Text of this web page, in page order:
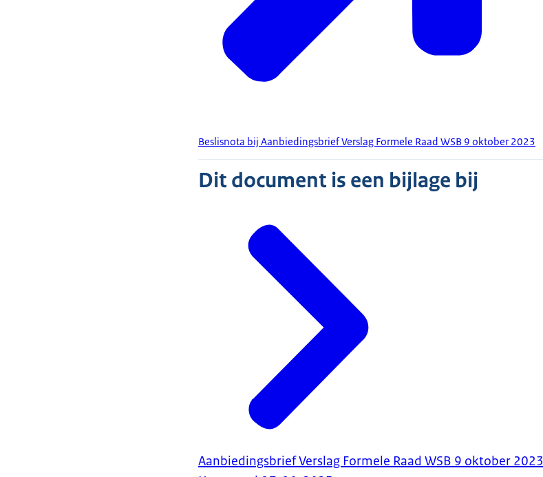
Beslisnota bij Aanbiedingsbrief Verslag Formele Raad WSB 9 oktober 2023
Dit document is een bijlage bij
Aanbiedingsbrief Verslag Formele Raad WSB 9 oktober 2023